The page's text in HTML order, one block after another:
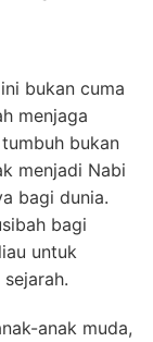
bukan cuma
menjaga
bukan
menjadi Nabi
bagi dunia.
bagi
untuk
anak muda,